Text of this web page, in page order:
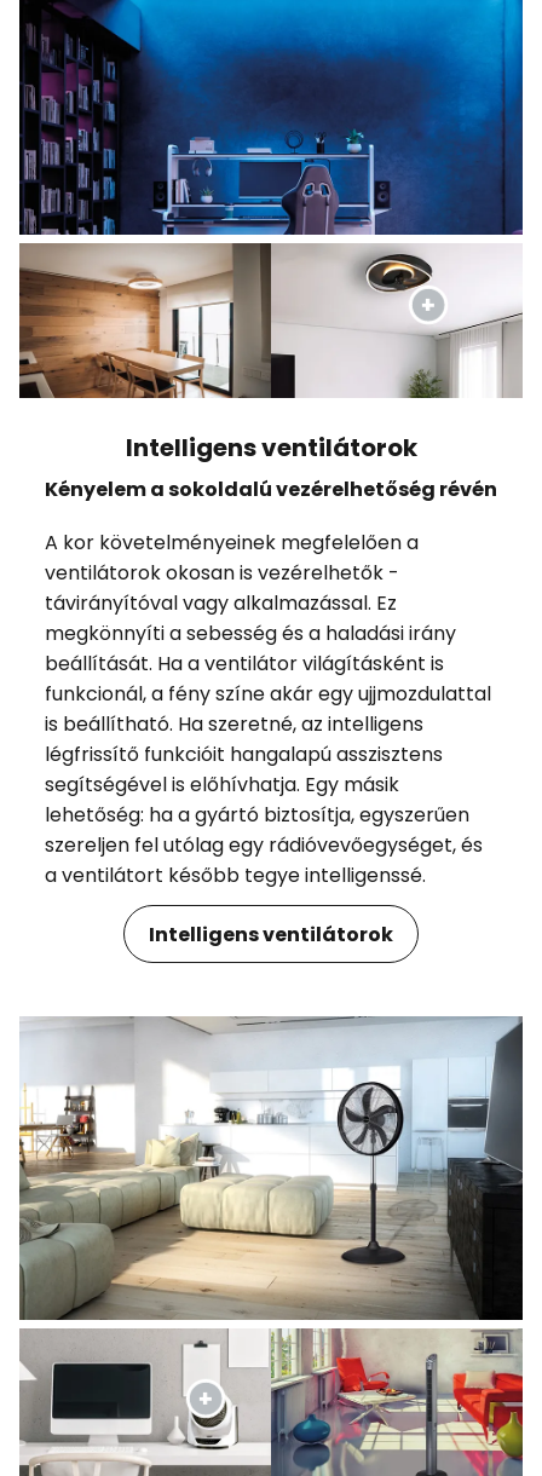
Intelligens ventilátorok
Kényelem a sokoldalú vezérelhetőség révén
A kor követelményeinek megfelelően a
ventilátorok okosan is vezérelhetők -
távirányítóval vagy alkalmazással. Ez
megkönnyíti a sebesség és a haladási irány
beállítását. Ha a ventilátor világításként is
funkcionál, a fény színe akár egy ujjmozdulattal
is beállítható. Ha szeretné, az intelligens
légfrissítő funkcióit hangalapú asszisztens
segítségével is előhívhatja. Egy másik
lehetőség: ha a gyártó biztosítja, egyszerűen
szereljen fel utólag egy rádióvevőegységet, és
a ventilátort később tegye intelligenssé.
Intelligens ventilátorok